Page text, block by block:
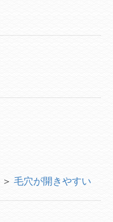
＞ 毛穴が開きやすい